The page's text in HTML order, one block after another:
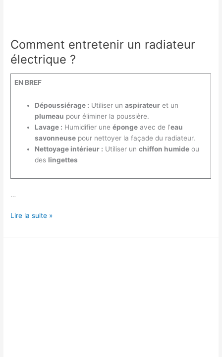
Comment entretenir un radiateur
électrique ?
EN BREF
Dépoussiérage : Utiliser un aspirateuret un
plumeau pour éliminer la poussière.
Lavage : Humidifier une épongeavec de l’eau
savonneusepour nettoyer la façade du radiateur.
Nettoyage intérieur : Utiliser un chiffon humideou
des lingettes
…
Comment
un
Lire la suite »